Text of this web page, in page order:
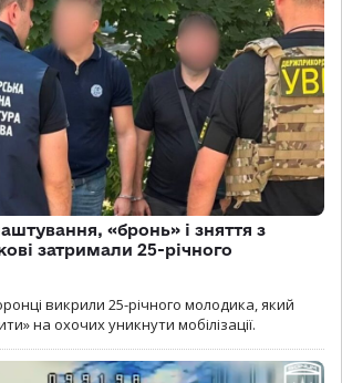
«бронь» і зняття з
затримали 25-річного
викрили 25-річного молодика, який
на охочих уникнути мобілізації.